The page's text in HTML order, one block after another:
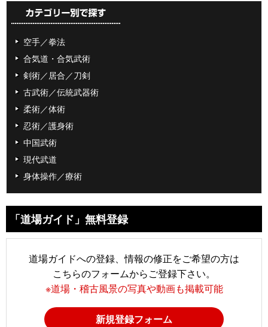
空手／拳法
合気道・合気武術
剣術／居合／刀剣
古武術／伝統武器術
柔術／体術
忍術／護身術
中国武術
現代武道
身体操作／療術
「道場ガイド」無料登録
道場ガイドへの登録、情報の修正をご希望の方は
こちらのフォームからご登録下さい。
※道場・稽古風景の写真や動画も掲載可能
新規登録フォーム